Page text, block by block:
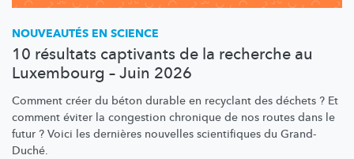
NOUVEAUTÉS EN SCIENCE
10 résultats captivants de la recherche au
Luxembourg – Juin 2026
Comment créer du béton durable en recyclant des déchets ? Et
comment éviter la congestion chronique de nos routes dans le
futur ? Voici les dernières nouvelles scientifiques du Grand-
Duché.